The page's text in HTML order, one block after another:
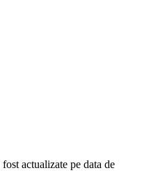
actualizate pe data de